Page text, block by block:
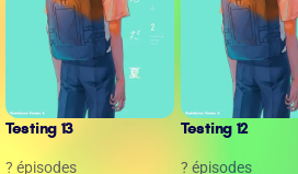
Testing 13
? épisodes
Testing 12
? épisodes